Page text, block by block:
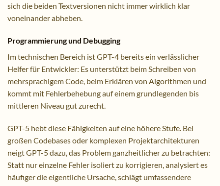
sich die beiden Textversionen nicht immer wirklich klar
voneinander abheben.
Programmierung und Debugging
Im technischen Bereich ist GPT-4 bereits ein verlässlicher
Helfer für Entwickler: Es unterstützt beim Schreiben von
mehrsprachigem Code, beim Erklären von Algorithmen und
kommt mit Fehlerbehebung auf einem grundlegenden bis
mittleren Niveau gut zurecht.
GPT-5 hebt diese Fähigkeiten auf eine höhere Stufe. Bei
großen Codebases oder komplexen Projektarchitekturen
neigt GPT-5 dazu, das Problem ganzheitlicher zu betrachten:
Statt nur einzelne Fehler isoliert zu korrigieren, analysiert es
häufiger die eigentliche Ursache, schlägt umfassendere